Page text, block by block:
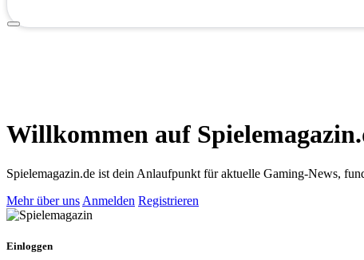
Willkommen auf
Spielemagazin.de ist dein Anlaufpunkt für aktuelle Gaming-News,
Mehr über uns Anmelden Registrieren
Einloggen